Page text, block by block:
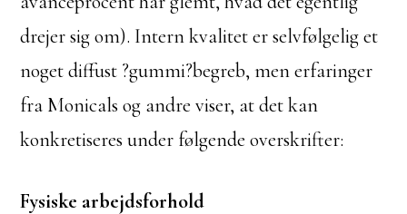
drejer sig om). Intern kvalitet er selvfølgelig et
noget diffust ?gummi?begreb, men erfaringer
fra Monicals og andre viser, at det kan
konkretiseres under følgende overskrifter:
Fysiske arbejdsforhold